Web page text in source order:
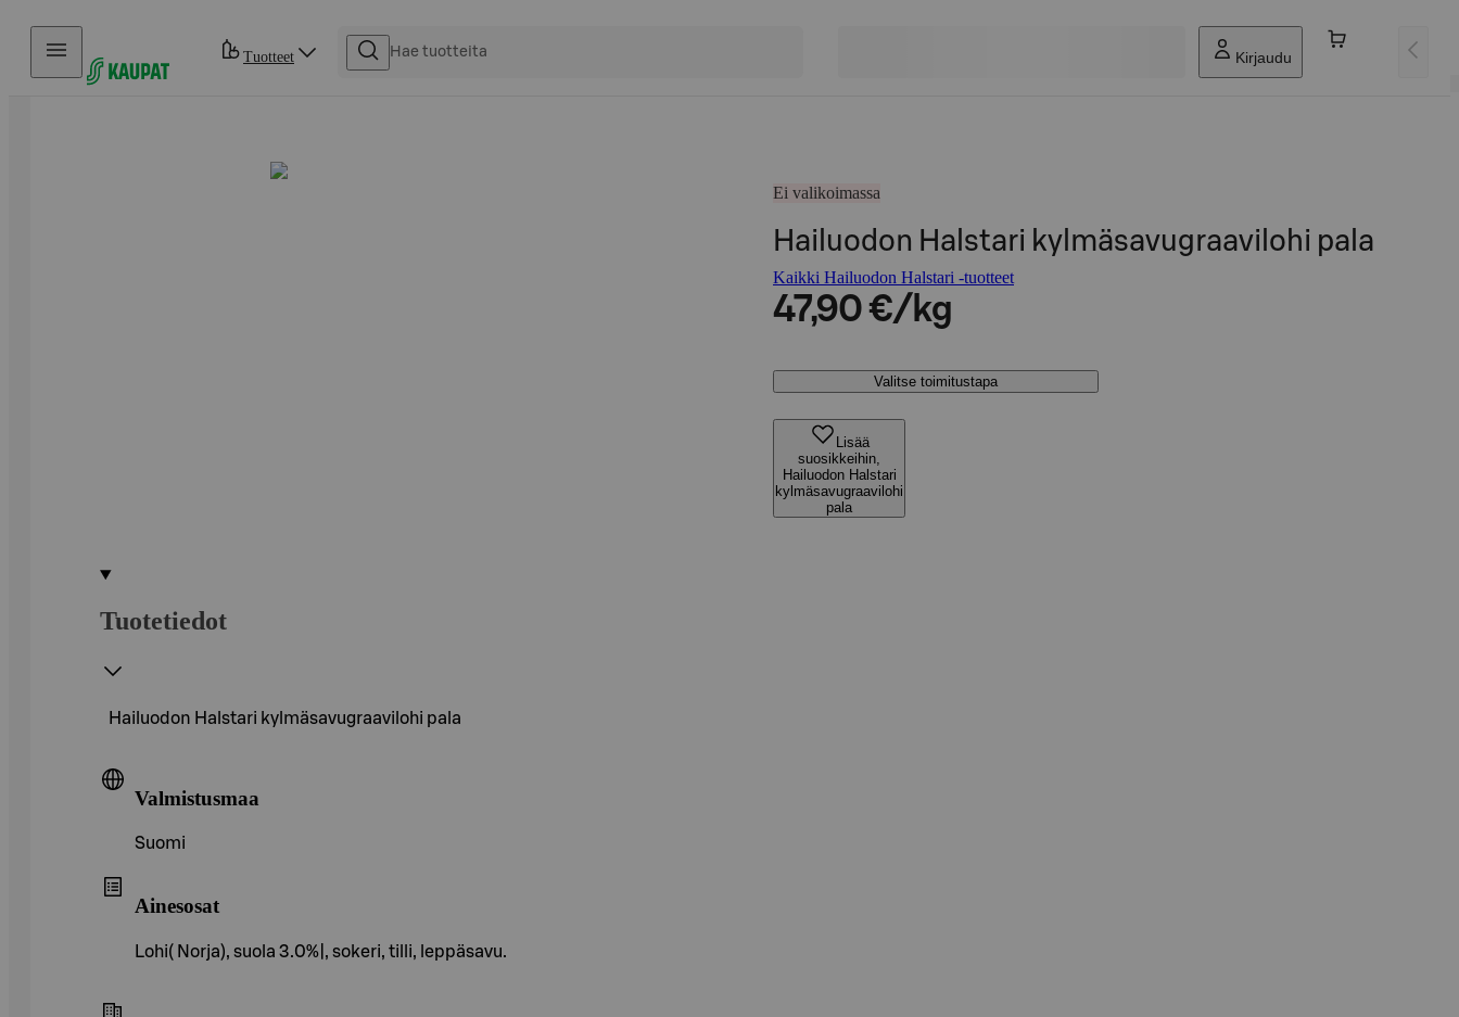
Hyppää sisältöön
Tuotteet Kirjaudu
Ei valikoimassa
Hailuodon Halstari kylmäsavugraavilohi pala
Kaikki Hailuodon Halstari -tuotteet
47,90 €/kg
Valitse toimitustapa
Lisää
suosikkeihin,
Hailuodon Halstari
kylmäsavugraavilohi
pala
Tuotetiedot
Hailuodon Halstari kylmäsavugraavilohi pala
Valmistusmaa
Suomi
Ainesosat
Lohi( Norja), suola 3.0%|, sokeri, tilli, leppäsavu.